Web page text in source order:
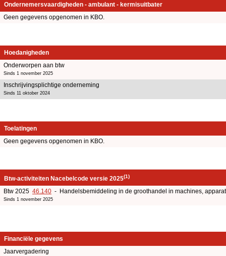
Ondernemersvaardigheden - ambulant - kermisuitbater
Geen gegevens opgenomen in KBO.
Hoedanigheden
Onderworpen aan btw
Sinds 1 november 2025
Inschrijvingsplichtige onderneming
Sinds 11 oktober 2024
Toelatingen
Geen gegevens opgenomen in KBO.
Btw-activiteiten Nacebelcode versie 2025(1)
Btw 2025 46.140 - Handelsbemiddeling in de groothandel in machines,
Sinds 1 november 2025
Financiële gegevens
Jaarvergadering